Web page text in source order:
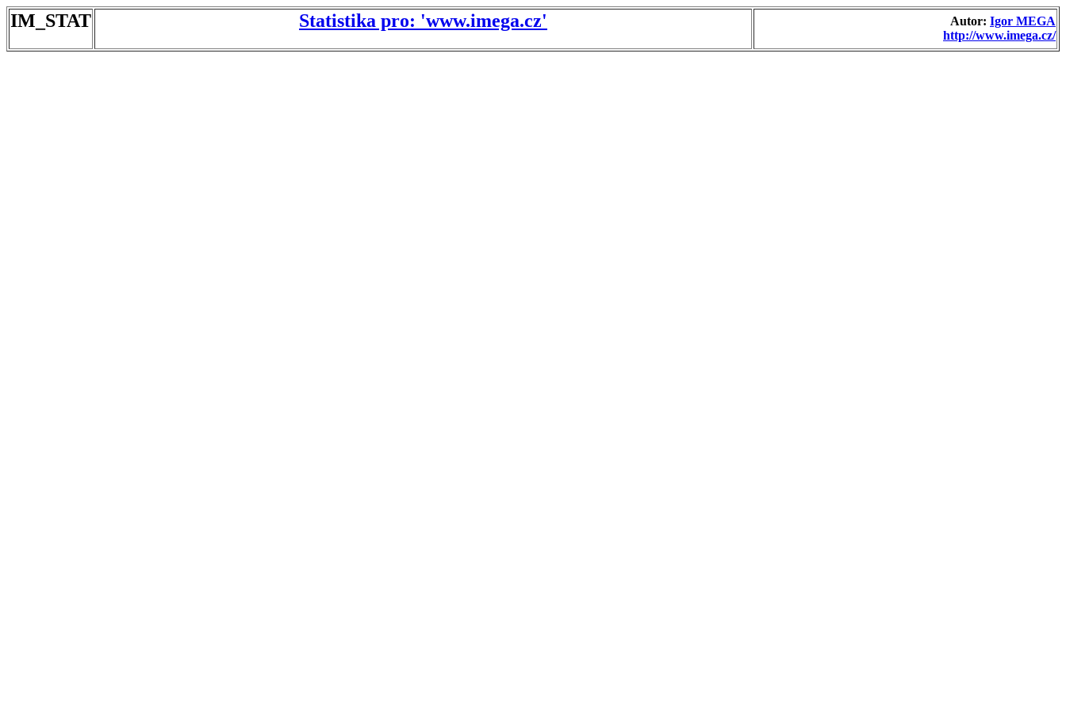
IM_STAT Statistika pro: 'www.imega.cz' Autor: Igor MEGA
http://www.imega.cz/